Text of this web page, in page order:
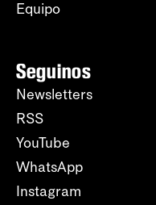
Equipo
Seguinos
Newsletters
RSS
YouTube
WhatsApp
Instagram